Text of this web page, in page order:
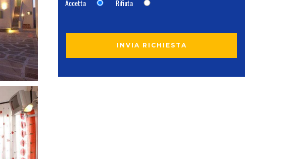
Accetta Rifiuta
INVIA RICHIESTA